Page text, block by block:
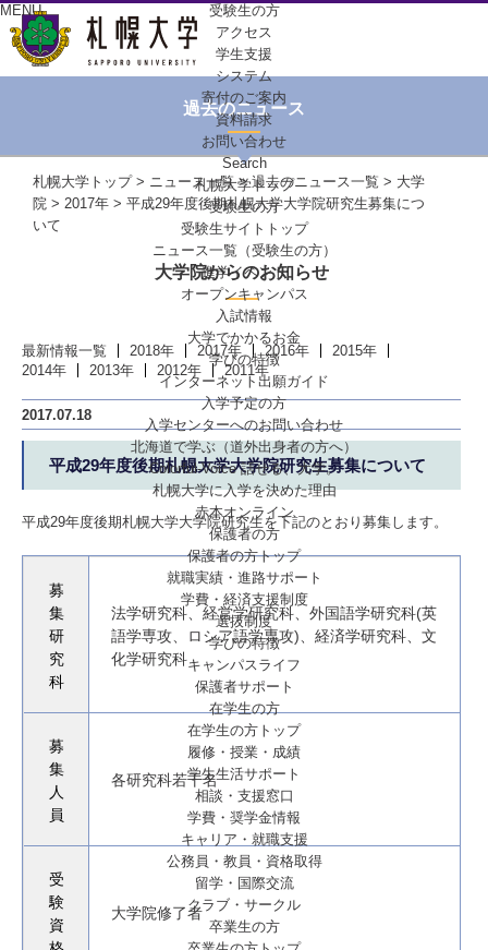
MENU
受験生の方
アクセス
学生支援
システム
寄付のご案内
資料請求
お問い合わせ
Search
札幌大学トップ
受験生の方
受験生サイトトップ
ニュース一覧（受験生の方）
進学イベント
オープンキャンパス
入試情報
大学でかかるお金
学びの特徴
インターネット出願ガイド
入学予定の方
入学センターへのお問い合わせ
北海道で学ぶ （道外出身者の方へ）
Colorful-Voice話せる、大学。
札幌大学に入学を決めた理由
赤本オンライン
保護者の方
保護者の方トップ
就職実績・進路サポート
学費・経済支援制度
選抜制度
学びの特徴
キャンパスライフ
保護者サポート
在学生の方
在学生の方トップ
履修・授業・成績
学生生活サポート
相談・支援窓口
学費・奨学金情報
キャリア・就職支援
公務員・教員・資格取得
留学・国際交流
クラブ・サークル
卒業生の方
過去のニュース
札幌大学トップ> ニュース一覧>過去のニュース一覧 > 大学
院 > 2017年 > 平成29年度後期札幌大学大学院研究生募集につ
いて
大学院からのお知らせ
最新情報一覧 2018年 2017年 2016年
2015年
2014年
2013年 2012年 2011年
2017.07.18
平成29年度後期札幌大学大学院研究生募集について
平成29年度後期札幌大学大学院研究生を下記のとおり募集します。
募
集
研
究
科
法学研究科、経営学研究科、外国語学研究科(英
語学専攻、ロシア語学専攻)、経済学研究科、文
化学研究科
募
集
人
員
各研究科若干名
受
験
資
大学院修了者